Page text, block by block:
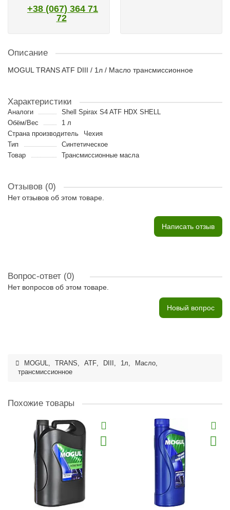
+38 (067) 364 71
72
Описание
MOGUL TRANS ATF DIII / 1л / Масло трансмиссионное
Характеристики
Аналоги
Shell Spirax S4 ATF HDX SHELL
Обём/Вес
1 л
Страна производитель
Чехия
Тип
Синтетическое
Товар
Трансмиссионные масла
Отзывов (0)
Нет отзывов об этом товаре.
Написать отзыв
Вопрос-ответ (0)
Нет вопросов об этом товаре.
Новый вопрос
MOGUL, TRANS, ATF, DIII , 1л, Масло,
трансмиссионное
Похожие товары